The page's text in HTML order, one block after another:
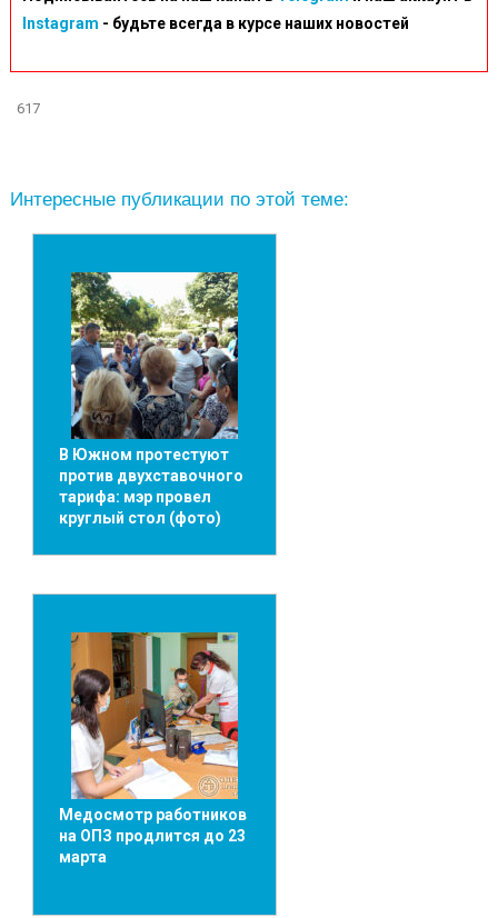
Instagram - будьте всегда в курсе наших новостей
617
Интересные публикации по этой теме:
В Южном протестуют
против двухставочного
тарифа: мэр провел
круглый стол (фото)
Медосмотр работников
на ОПЗ продлится до 23
марта